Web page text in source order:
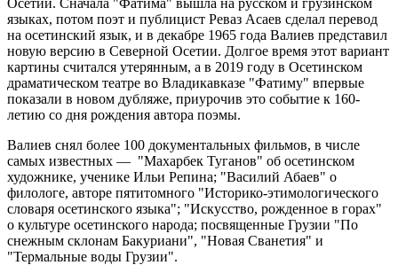
языках, потом поэт и публицист Реваз Асаев сделал перевод
на осетинский язык, и в декабре 1965 года Валиев представил
новую версию в Северной Осетии. Долгое время этот вариант
картины считался утерянным, а в 2019 году в Осетинском
драматическом театре во Владикавказе "Фатиму" впервые
показали в новом дубляже, приурочив это событие к 160-
летию со дня рождения автора поэмы.
Валиев снял более 100 документальных фильмов, в числе
самых известных — "Махарбек Туганов" об осетинском
художнике, ученике Ильи Репина; "Василий Абаев" о
филологе, авторе пятитомного "Историко-этимологического
словаря осетинского языка"; "Искусство, рожденное в горах"
о культуре осетинского народа; посвященные Грузии "По
снежным склонам Бакуриани", "Новая Сванетия" и
"Термальные воды Грузии".